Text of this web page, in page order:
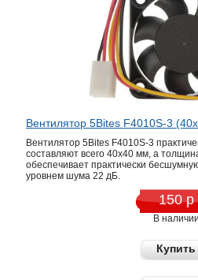
Вентилятор 5Bites F4010S-3
Вентилятор 5Bites F4010S-3
составляют всего 40х40 мм, а
обеспечивает практически
уровнем шума 22 дБ.
150 р
В наличии
Купить